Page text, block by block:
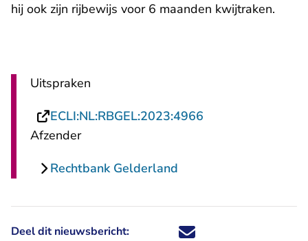
hij ook zijn rijbewijs voor 6 maanden kwijtraken.
Uitspraken
ECLI:NL:RBGEL:2023:4966
Afzender
Rechtbank Gelderland
Deel dit nieuwsbericht: Deel dit nieuwsbericht via X -
Deel dit nieuwsbericht via
Deel dit nieuwsbericht
Deel dit